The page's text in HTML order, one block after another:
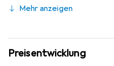
Mehr anzeigen
Preisentwicklung